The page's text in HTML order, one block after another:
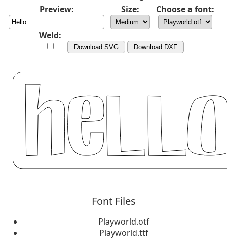
Preview: Size: Choose a font:
Weld:
Download SVG Download DXF
Font Files
Playworld.otf
Playworld.ttf